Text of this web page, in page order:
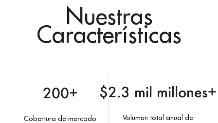
Nuestras
Características
200+
Cobertura de mercado
$2.3 mil millones+
Volumen total anual de